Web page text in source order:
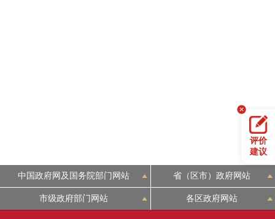
评价
建议
中国政府网及国务院部门网站 省（区市）政府网站
市级政府部门网站 各区政府网站